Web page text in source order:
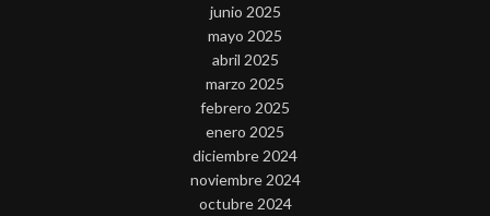
junio 2025
mayo 2025
abril 2025
marzo 2025
febrero 2025
enero 2025
diciembre 2024
noviembre 2024
octubre 2024